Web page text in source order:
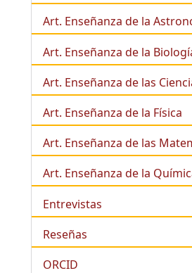
Art. Enseñanza de la
Art. Enseñanza de la
Art. Enseñanza de las
Art. Enseñanza de la Física
Art. Enseñanza de las
Art. Enseñanza de la
Entrevistas
Reseñas
ORCID